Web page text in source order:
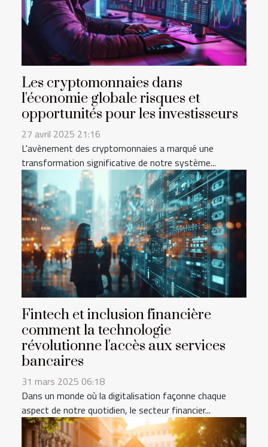
Les cryptomonnaies dans
l'économie globale risques et
opportunités pour les investisseurs
27 avril 2025 21:16
L'avènement des cryptomonnaies a marqué une
transformation significative de notre système...
Fintech et inclusion financière
comment la technologie
révolutionne l'accès aux services
bancaires
31 mars 2025 06:18
Dans un monde où la digitalisation façonne chaque
aspect de notre quotidien, le secteur financier...